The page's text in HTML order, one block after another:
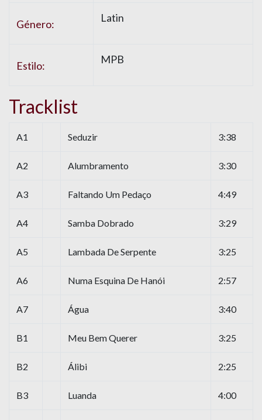
Género: Latin
Estilo: MPB
Tracklist
A1 Seduzir 3:38
A2 Alumbramento 3:30
A3 Faltando Um Pedaço 4:49
A4 Samba Dobrado 3:29
A5 Lambada De Serpente 3:25
A6 Numa Esquina De Hanói 2:57
A7 Água 3:40
B1 Meu Bem Querer 3:25
B2 Álibi 2:25
B3 Luanda 4:00